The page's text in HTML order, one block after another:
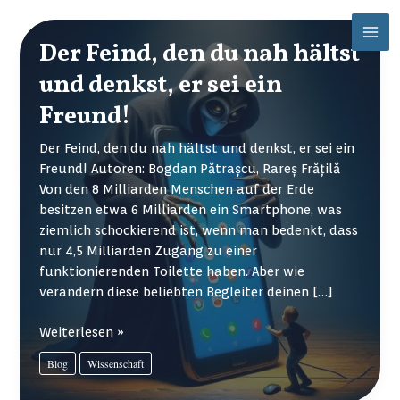
Inhalt
springenDer Feind, den du nah hältst
und denkst, er sei ein
Freund!
Der Feind, den du nah hältst und denkst, er sei ein
Freund! Autoren: Bogdan Pătrașcu, Rareș Frățilă
Von den 8 Milliarden Menschen auf der Erde
besitzen etwa 6 Milliarden ein Smartphone, was
ziemlich schockierend ist, wenn man bedenkt, dass
nur 4,5 Milliarden Zugang zu einer
funktionierenden Toilette haben. Aber wie
verändern diese beliebten Begleiter deinen […]
Der
Feind,
den
Weiterlesen »
Blog Wissenschaft